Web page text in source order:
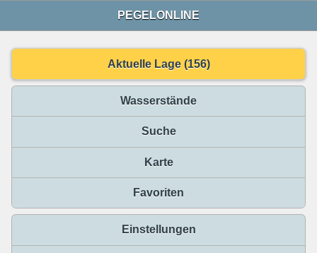
PEGELONLINE
Aktuelle Lage (156)
Wasserstände
Suche
Karte
Favoriten
Einstellungen